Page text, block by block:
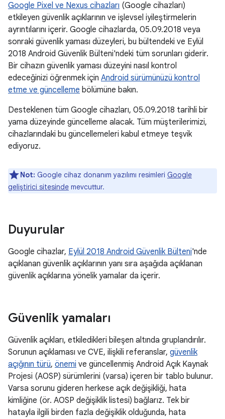
Google Pixel ve Nexus cihazları (Google cihazları)
etkileyen güvenlik açıklarının ve işlevsel iyileştirmelerin
ayrıntılarını içerir. Google cihazlarda, 05.09.2018 veya
sonraki güvenlik yaması düzeyleri, bu bültendeki ve Eylül
2018 Android Güvenlik Bülteni'ndeki tüm sorunları giderir.
Bir cihazın güvenlik yaması düzeyini nasıl kontrol
edeceğinizi öğrenmek için Android sürümünüzü kontrol
etme ve güncelleme bölümüne bakın.
Desteklenen tüm Google cihazları, 05.09.2018 tarihli bir
yama düzeyinde güncelleme alacak. Tüm müşterilerimizi,
cihazlarındaki bu güncellemeleri kabul etmeye teşvik
ediyoruz.
Not: Google cihaz donanım yazılımı resimleri Google
geliştirici sitesinde mevcuttur.
Duyurular
Google cihazlar, Eylül 2018 Android Güvenlik Bülteni'nde
açıklanan güvenlik açıklarının yanı sıra aşağıda açıklanan
güvenlik açıklarına yönelik yamalar da içerir.
Güvenlik yamaları
Güvenlik açıkları, etkiledikleri bileşen altında gruplandırılır.
Sorunun açıklaması ve CVE, ilişkili referanslar, güvenlik
açığının türü, önemi ve güncellenmiş Android Açık Kaynak
Projesi (AOSP) sürümlerini (varsa) içeren bir tablo bulunur.
Varsa sorunu gideren herkese açık değişikliği, hata
kimliğine (ör. AOSP değişiklik listesi) bağlarız. Tek bir
hatayla ilgili birden fazla değişiklik olduğunda, hata